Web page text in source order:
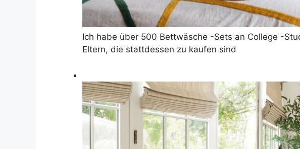
Ich habe über 500 Bettwäsche -Sets an College -
Eltern, die stattdessen zu kaufen sind